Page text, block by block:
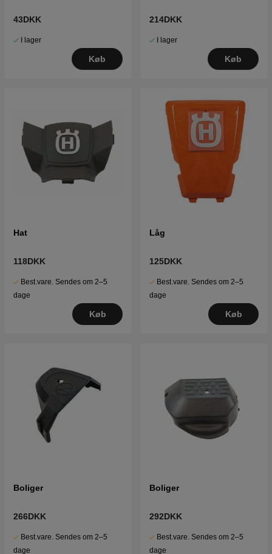
43DKK
I lager
Køb
214DKK
I lager
Køb
Hat
118DKK
Best.vare. Sendes om 2–5
dage
Køb
Låg
125DKK
Best.vare. Sendes om 2–5
dage
Køb
Boliger
266DKK
Best.vare. Sendes om 2–5
dage
Boliger
292DKK
Best.vare. Sendes om 2–5
dage